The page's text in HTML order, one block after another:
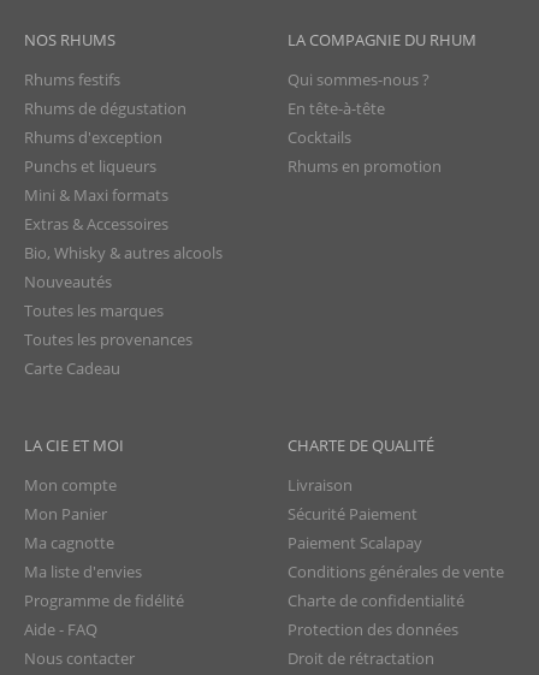
NOS RHUMS
Rhums festifs
Rhums de dégustation
Rhums d'exception
Punchs et liqueurs
Mini & Maxi formats
Extras & Accessoires
Bio, Whisky & autres alcools
Nouveautés
Toutes les marques
Toutes les provenances
Carte Cadeau
LA COMPAGNIE DU RHUM
Qui sommes-nous ?
En tête-à-tête
Cocktails
Rhums en promotion
LA CIE ET MOI
Mon compte
Mon Panier
Ma cagnotte
Ma liste d'envies
Programme de fidélité
Aide - FAQ
Nous contacter
CHARTE DE QUALITÉ
Livraison
Sécurité Paiement
Paiement Scalapay
Conditions générales de vente
Charte de confidentialité
Protection des données
Droit de rétractation